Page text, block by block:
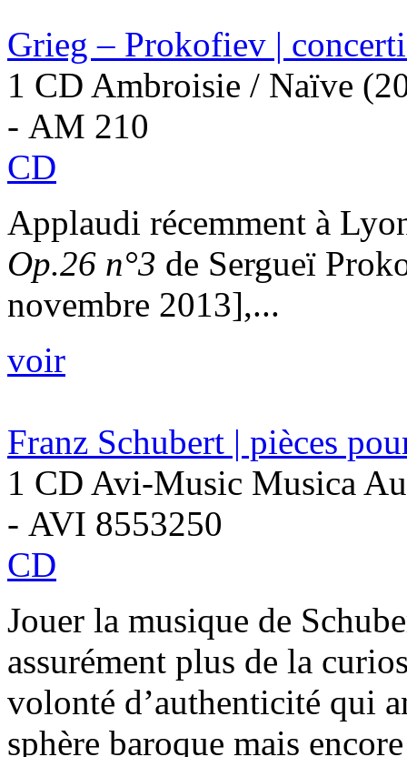
Grieg – Prokofiev |
1 CD Ambroisie / Naïve
- AM 210
CD
Applaudi récemment à
Op.26 n°3 de Sergueï
novembre 2013],...
voir
Franz Schubert | pièces
1 CD Avi-Music Musica
- AVI 8553250
CD
Jouer la musique de
assurément plus de la
volonté d’authenticité qui
sphère baroque mais